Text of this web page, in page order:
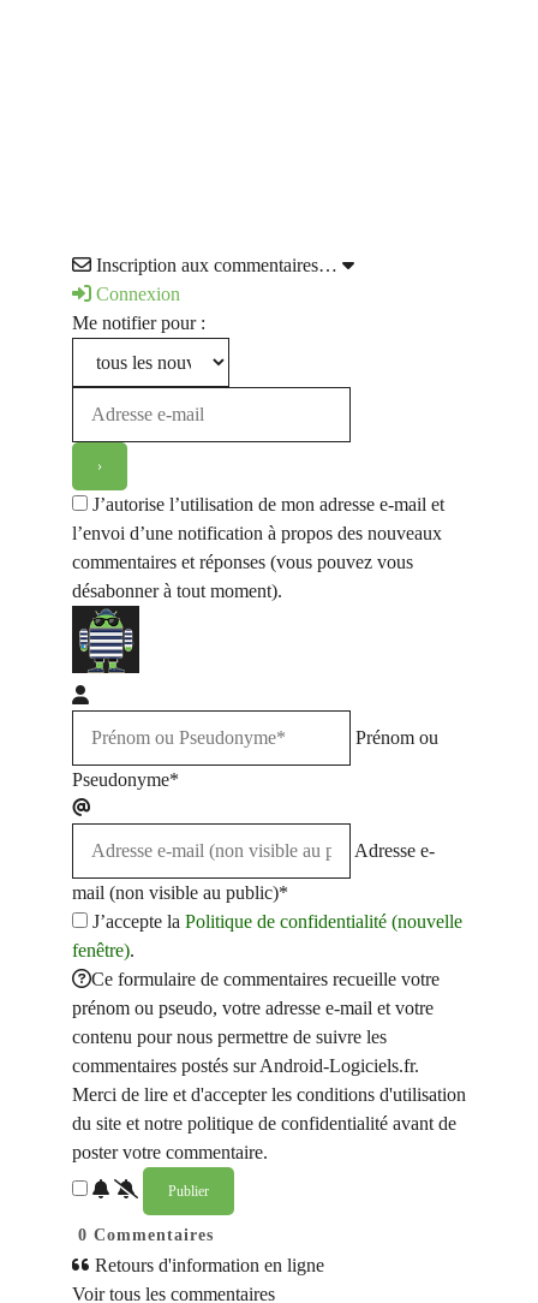
Inscription aux commentaires…
Connexion
Me notifier pour :
J’autorise l’utilisation de mon adresse e-mail et
l’envoi d’une notification à propos des nouveaux
commentaires et réponses (vous pouvez vous
désabonner à tout moment).
Prénom ou
Pseudonyme*
Adresse e-
mail (non visible au public)*
J’accepte la Politique de confidentialité (nouvelle
fenêtre).
Ce formulaire de commentaires recueille votre
prénom ou pseudo, votre adresse e-mail et votre
contenu pour nous permettre de suivre les
commentaires postés sur Android-Logiciels.fr.
Merci de lire et d'accepter les conditions d'utilisation
du site et notre politique de confidentialité avant de
poster votre commentaire.
0 Commentaires
Retours d'information en ligne
Voir tous les commentaires